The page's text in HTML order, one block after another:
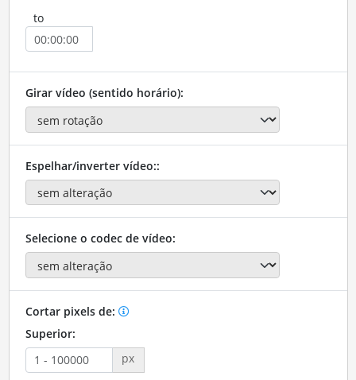
to
Girar vídeo (sentido horário):
Espelhar/inverter vídeo::
Selecione o codec de vídeo:
Cortar pixels de:
Superior:
px